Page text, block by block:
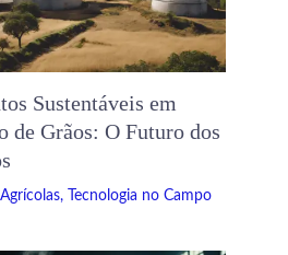
Sustentáveis ​​em
de Grãos: O Futuro dos
, Tecnologia no Campo